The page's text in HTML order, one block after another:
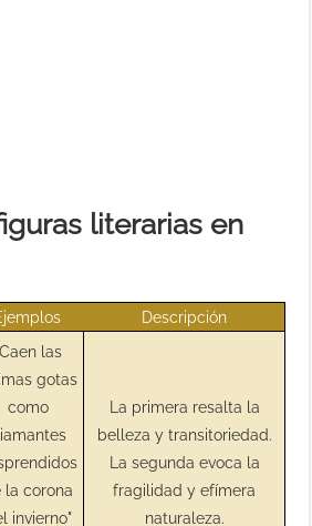
literarias en
Descripción
las
gotas
como
la corona
invierno"
La primera resalta la
belleza y transitoriedad.
La segunda evoca la
fragilidad y efímera
naturaleza.